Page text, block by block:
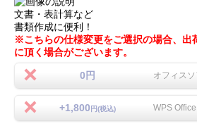
文書・表計算など
書類作成に便利！
※こちらの仕様変更をご選択の場合、出
に頂く場合がございます。
0円 オフィス
+1,800 円(税込) WPS